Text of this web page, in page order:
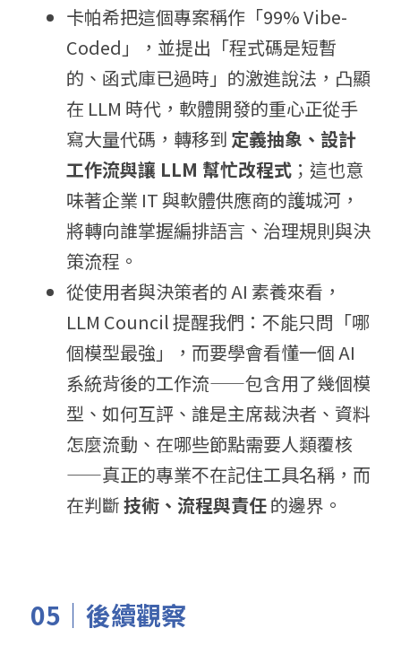
卡帕希把這個專案稱作「99% Vibe-
Coded」，並提出「程式碼是短暫
的、函式庫已過時」的激進說法，凸顯
在 LLM 時代，軟體開發的重心正從手
寫大量代碼，轉移到 定義抽象、設計
工作流與讓 LLM 幫忙改程式 ；這也意
味著企業 IT 與軟體供應商的護城河，
將轉向誰掌握編排語言、治理規則與決
策流程。
從使用者與決策者的 AI 素養來看，
LLM Council 提醒我們：不能只問「哪
個模型最強」，而要學會看懂一個 AI
系統背後的工作流——包含用了幾個模
型、如何互評、誰是主席裁決者、資料
怎麼流動、在哪些節點需要人類覆核
——真正的專業不在記住工具名稱，而
在判斷 技術、流程與責任 的邊界。
05｜後續觀察